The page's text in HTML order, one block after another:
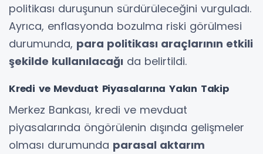
politikası duruşunun sürdürüleceğini vurguladı.
Ayrıca, enflasyonda bozulma riski görülmesi
durumunda, para politikası araçlarının etkili
şekilde kullanılacağı da belirtildi.
Kredi ve Mevduat Piyasalarına Yakın Takip
Merkez Bankası, kredi ve mevduat
piyasalarında öngörülenin dışında gelişmeler
olması durumunda parasal aktarım